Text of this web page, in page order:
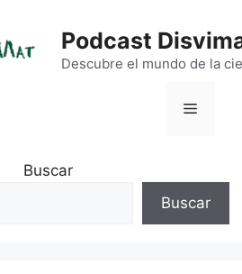
Podcast
Descubre el mundo de la
Menú
Buscar
Buscar